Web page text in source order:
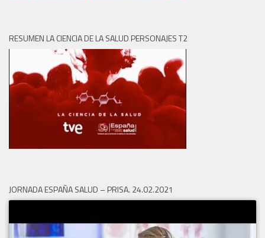
RESUMEN LA CIENCIA DE LA SALUD PERSONAJES T2
JORNADA ESPAÑA SALUD – PRISA. 24.02.2021